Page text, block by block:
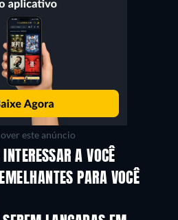
este anúncio
A VOCÊ
Série
PARA VOCÊ